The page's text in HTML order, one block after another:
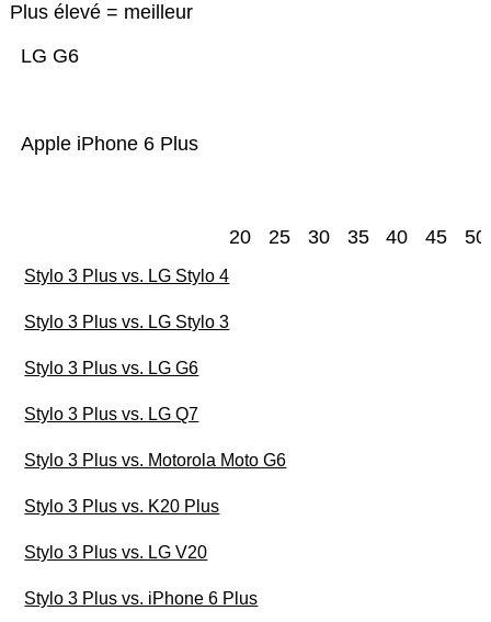
Plus élevé = meilleur
Apple iPhone 6 Plus
LG G6
20 25 30 35 40 45 50
Stylo 3 Plus vs. LG Stylo 4
Stylo 3 Plus vs. LG Stylo 3
Stylo 3 Plus vs. LG G6
Stylo 3 Plus vs. LG Q7
Stylo 3 Plus vs. Motorola Moto G6
Stylo 3 Plus vs. K20 Plus
Stylo 3 Plus vs. LG V20
Stylo 3 Plus vs. iPhone 6 Plus